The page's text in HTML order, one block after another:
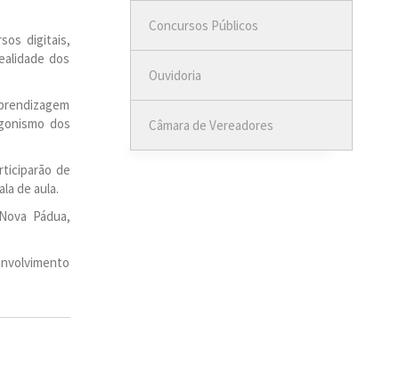
digitais,
dos
dos
de
de aula.
Pádua,
Concursos Públicos
Ouvidoria
Câmara de Vereadores